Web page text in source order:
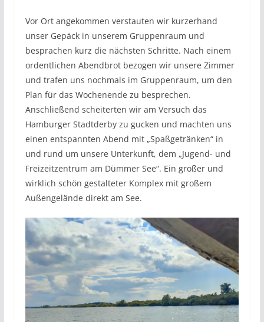
Vor Ort angekommen verstauten wir kurzerhand
unser Gepäck in unserem Gruppenraum und
besprachen kurz die nächsten Schritte. Nach einem
ordentlichen Abendbrot bezogen wir unsere Zimmer
und trafen uns nochmals im Gruppenraum, um den
Plan für das Wochenende zu besprechen.
Anschließend scheiterten wir am Versuch das
Hamburger Stadtderby zu gucken und machten uns
einen entspannten Abend mit „Spaßgetränken“ in
und rund um unsere Unterkunft, dem „Jugend- und
Freizeitzentrum am Dümmer See“. Ein großer und
wirklich schön gestalteter Komplex mit großem
Außengelände direkt am See.